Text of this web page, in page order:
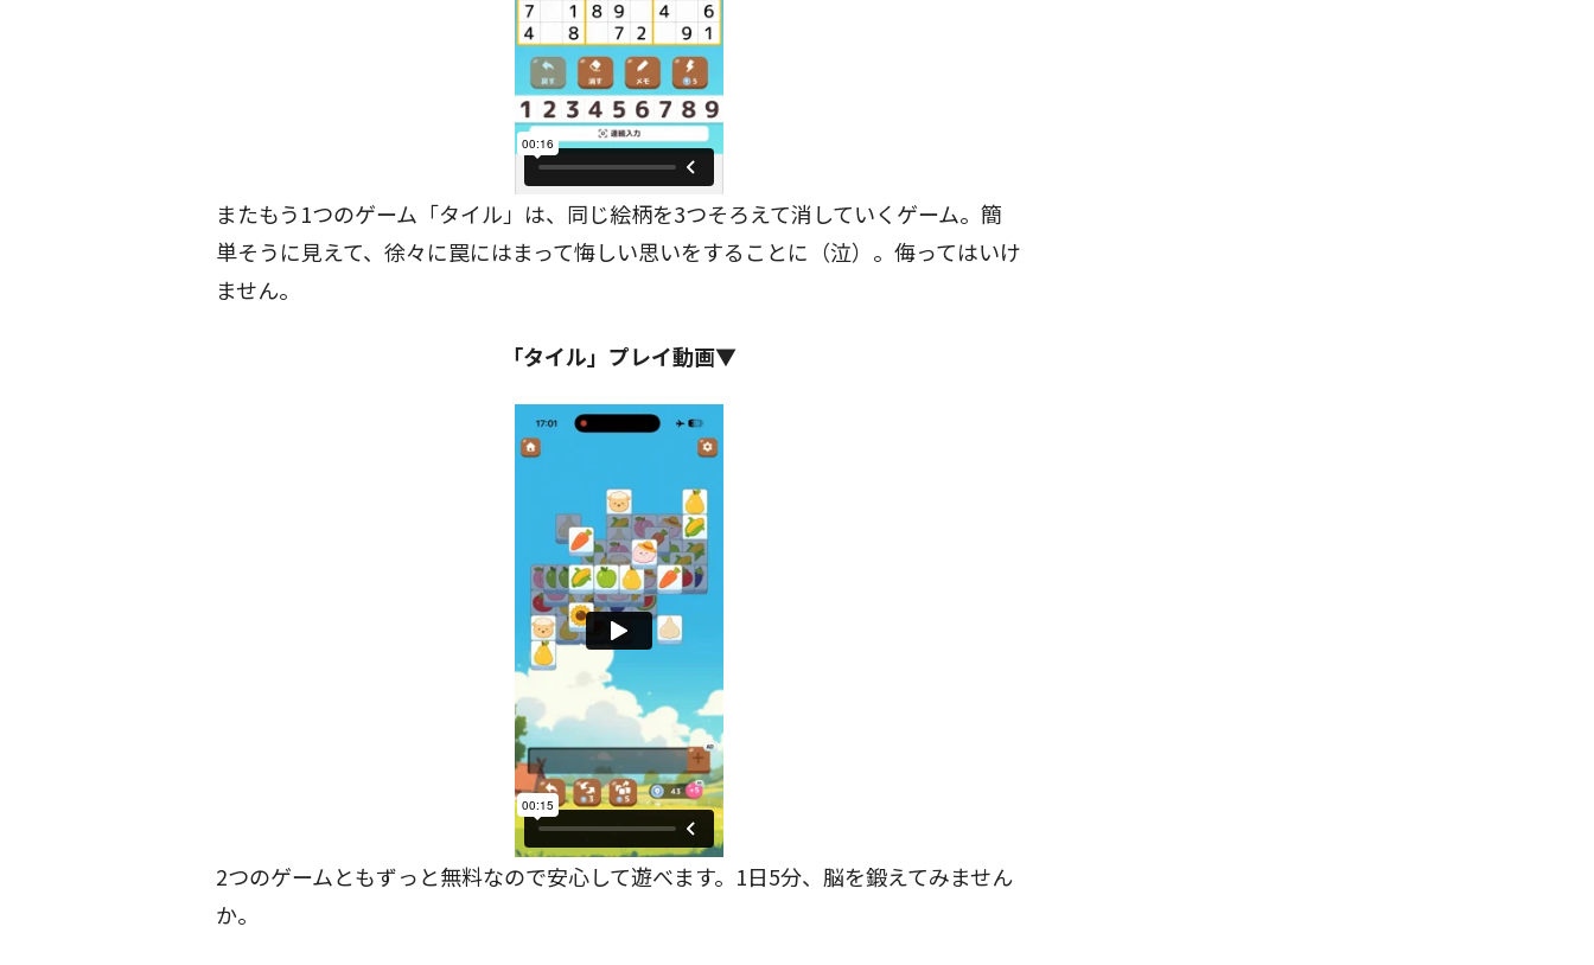
またもう1つのゲーム「タイル」は、同じ絵柄を3つそろえて消していくゲーム。簡
単そうに見えて、徐々に罠にはまって悔しい思いをすることに（泣）。侮ってはいけ
ません。
「タイル」プレイ動画▼
2つのゲームともずっと無料なので安心して遊べます。1日5分、脳を鍛えてみません
か。